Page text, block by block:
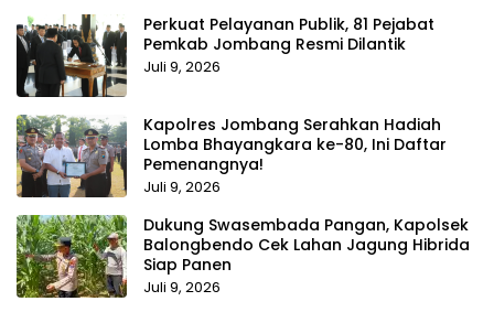
Perkuat Pelayanan Publik, 81 Pejabat
Pemkab Jombang Resmi Dilantik
Juli 9, 2026
Kapolres Jombang Serahkan Hadiah
Lomba Bhayangkara ke-80, Ini Daftar
Pemenangnya!
Juli 9, 2026
Dukung Swasembada Pangan, Kapolsek
Balongbendo Cek Lahan Jagung Hibrida
Siap Panen
Juli 9, 2026